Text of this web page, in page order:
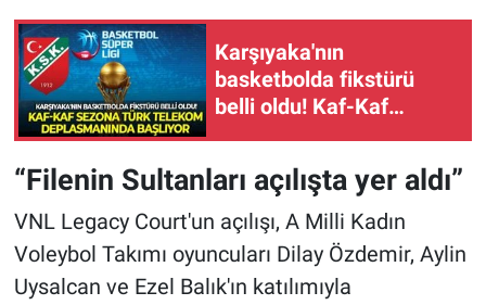
Karşıyaka'nın
basketbolda fikstürü
belli oldu! Kaf-Kaf
deplasmanında başlıyor
“Filenin Sultanları açılışta yer aldı”
VNL Legacy Court'un açılışı, A Milli Kadın
Voleybol Takımı oyuncuları Dilay Özdemir, Aylin
Uysalcan ve Ezel Balık'ın katılımıyla